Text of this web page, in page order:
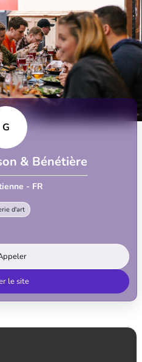
G
& Bénétière
- FR
d'art
le site